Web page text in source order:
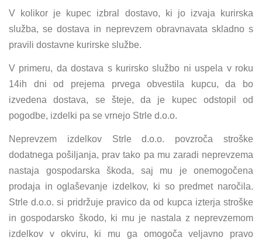
V kolikor je kupec izbral dostavo, ki jo izvaja kurirska
služba, se dostava in neprevzem obravnavata skladno s
pravili dostavne kurirske službe.
V primeru, da dostava s kurirsko službo ni uspela v roku
14ih dni od prejema prvega obvestila kupcu, da bo
izvedena dostava, se šteje, da je kupec odstopil od
pogodbe, izdelki pa se vrnejo Strle d.o.o.
Neprevzem izdelkov Strle d.o.o. povzroča stroške
dodatnega pošiljanja, prav tako pa mu zaradi neprevzema
nastaja gospodarska škoda, saj mu je onemogočena
prodaja in oglaševanje izdelkov, ki so predmet naročila.
Strle d.o.o. si pridržuje pravico da od kupca izterja stroške
in gospodarsko škodo, ki mu je nastala z neprevzemom
izdelkov v okviru, ki mu ga omogoča veljavno pravo